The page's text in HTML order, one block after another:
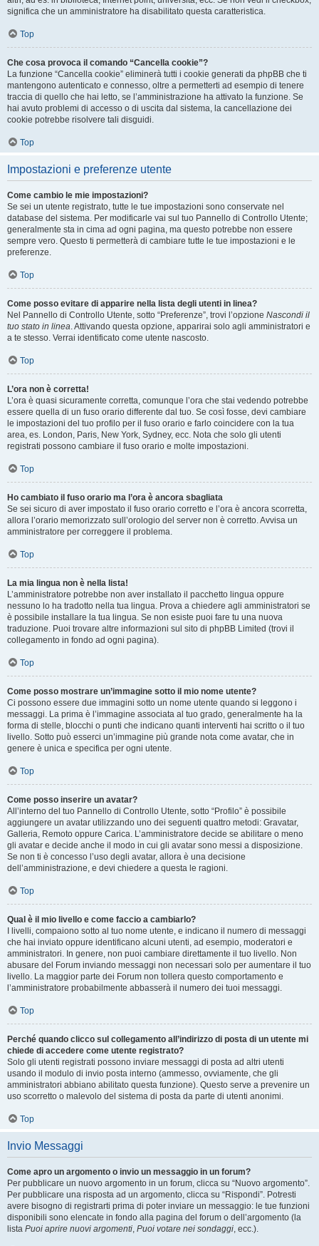
significa che un amministratore ha disabilitato questa caratteristica.
Top
Che cosa provoca il comando “Cancella cookie”?
La funzione “Cancella cookie” eliminerà tutti i cookie generati da phpBB che ti
mantengono autenticato e connesso, oltre a permetterti ad esempio di tenere
traccia di quello che hai letto, se l’amministrazione ha attivato la funzione. Se
hai avuto problemi di accesso o di uscita dal sistema, la cancellazione dei
cookie potrebbe risolvere tali disguidi.
Top
Impostazioni e preferenze utente
Come cambio le mie impostazioni?
Se sei un utente registrato, tutte le tue impostazioni sono conservate nel
database del sistema. Per modificarle vai sul tuo Pannello di Controllo Utente;
generalmente sta in cima ad ogni pagina, ma questo potrebbe non essere
sempre vero. Questo ti permetterà di cambiare tutte le tue impostazioni e le
preferenze.
Top
Come posso evitare di apparire nella lista degli utenti in linea?
Nel Pannello di Controllo Utente, sotto “Preferenze”, trovi l’opzione Nascondi il
tuo stato in linea. Attivando questa opzione, apparirai solo agli amministratori e
a te stesso. Verrai identificato come utente nascosto.
Top
L’ora non è corretta!
L’ora è quasi sicuramente corretta, comunque l’ora che stai vedendo potrebbe
essere quella di un fuso orario differente dal tuo. Se così fosse, devi cambiare
le impostazioni del tuo profilo per il fuso orario e farlo coincidere con la tua
area, es. London, Paris, New York, Sydney, ecc. Nota che solo gli utenti
registrati possono cambiare il fuso orario e molte impostazioni.
Top
Ho cambiato il fuso orario ma l’ora è ancora sbagliata
Se sei sicuro di aver impostato il fuso orario corretto e l’ora è ancora scorretta,
allora l’orario memorizzato sull’orologio del server non è corretto. Avvisa un
amministratore per correggere il problema.
Top
La mia lingua non è nella lista!
L’amministratore potrebbe non aver installato il pacchetto lingua oppure
nessuno lo ha tradotto nella tua lingua. Prova a chiedere agli amministratori se
è possibile installare la tua lingua. Se non esiste puoi fare tu una nuova
traduzione. Puoi trovare altre informazioni sul sito di phpBB Limited (trovi il
collegamento in fondo ad ogni pagina).
Top
Come posso mostrare un’immagine sotto il mio nome utente?
Ci possono essere due immagini sotto un nome utente quando si leggono i
messaggi. La prima è l’immagine associata al tuo grado, generalmente ha la
forma di stelle, blocchi o punti che indicano quanti interventi hai scritto o il tuo
livello. Sotto può esserci un’immagine più grande nota come avatar, che in
genere è unica e specifica per ogni utente.
Top
Come posso inserire un avatar?
All’interno del tuo Pannello di Controllo Utente, sotto “Profilo” è possibile
aggiungere un avatar utilizzando uno dei seguenti quattro metodi: Gravatar,
Galleria, Remoto oppure Carica. L’amministratore decide se abilitare o meno
gli avatar e decide anche il modo in cui gli avatar sono messi a disposizione.
Se non ti è concesso l’uso degli avatar, allora è una decisione
dell’amministrazione, e devi chiedere a questa le ragioni.
Top
Qual è il mio livello e come faccio a cambiarlo?
I livelli, compaiono sotto al tuo nome utente, e indicano il numero di messaggi
che hai inviato oppure identificano alcuni utenti, ad esempio, moderatori e
amministratori. In genere, non puoi cambiare direttamente il tuo livello. Non
abusare del Forum inviando messaggi non necessari solo per aumentare il tuo
livello. La maggior parte dei Forum non tollera questo comportamento e
l’amministratore probabilmente abbasserà il numero dei tuoi messaggi.
Top
Perché quando clicco sul collegamento all’indirizzo di posta di un utente mi
chiede di accedere come utente registrato?
Solo gli utenti registrati possono inviare messaggi di posta ad altri utenti
usando il modulo di invio posta interno (ammesso, ovviamente, che gli
amministratori abbiano abilitato questa funzione). Questo serve a prevenire un
uso scorretto o malevolo del sistema di posta da parte di utenti anonimi.
Top
Invio Messaggi
Come apro un argomento o invio un messaggio in un forum?
Per pubblicare un nuovo argomento in un forum, clicca su “Nuovo argomento”.
Per pubblicare una risposta ad un argomento, clicca su “Rispondi”. Potresti
avere bisogno di registrarti prima di poter inviare un messaggio: le tue funzioni
disponibili sono elencate in fondo alla pagina del forum o dell’argomento (la
lista Puoi aprire nuovi argomenti, Puoi votare nei sondaggi, ecc.).